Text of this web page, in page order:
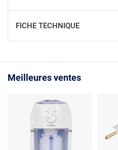
FICHE TECHNIQUE
Meilleures ventes